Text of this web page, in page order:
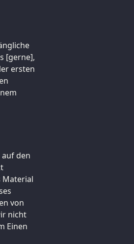
[gerne],
ersten
den
Material
von
nicht
Einen